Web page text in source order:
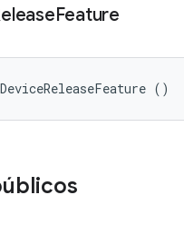
Feature
()